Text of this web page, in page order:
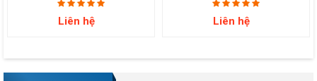
Liên hệ Liên hệ